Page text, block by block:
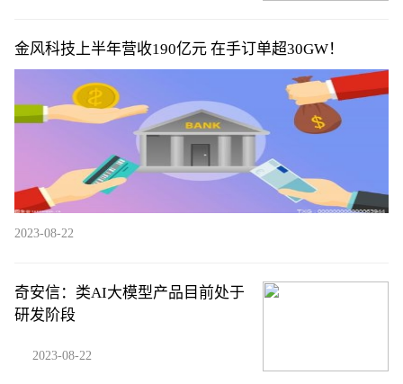
金风科技上半年营收190亿元 在手订单超30GW！
2023-08-22
奇安信：类AI大模型产品目前处于
研发阶段
2023-08-22